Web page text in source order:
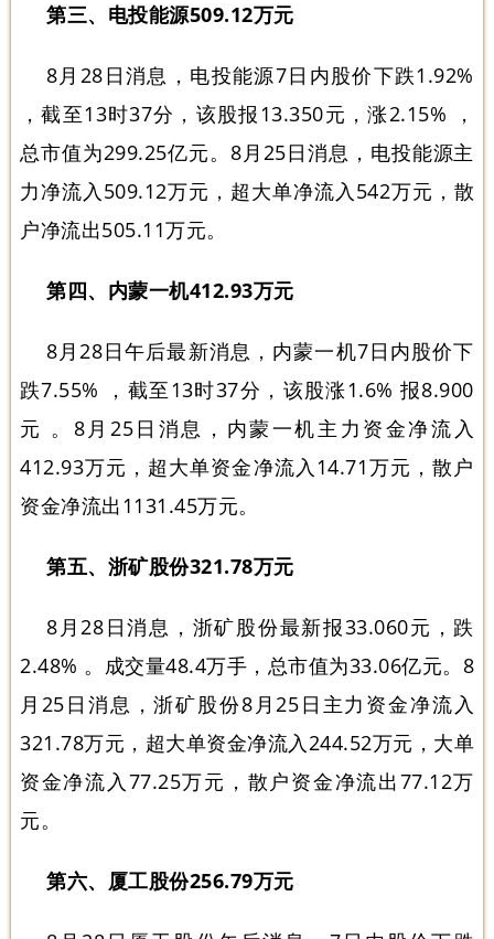
第三、电投能源509.12万元
8月28日消息，电投能源7日内股价下跌1.92%
，截至13时37分，该股报13.350元，涨2.15% ，
总市值为299.25亿元。8月25日消息，电投能源主
力净流入509.12万元，超大单净流入542万元，散
户净流出505.11万元。
第四、内蒙一机412.93万元
8月28日午后最新消息，内蒙一机7日内股价下
跌7.55% ，截至13时37分，该股涨1.6% 报8.900
元 。8月25日消息，内蒙一机主力资金净流入
412.93万元，超大单资金净流入14.71万元，散户
资金净流出1131.45万元。
第五、浙矿股份321.78万元
8月28日消息，浙矿股份最新报33.060元，跌
2.48% 。成交量48.4万手，总市值为33.06亿元。8
月25日消息，浙矿股份8月25日主力资金净流入
321.78万元，超大单资金净流入244.52万元，大单
资金净流入77.25万元，散户资金净流出77.12万
元。
第六、厦工股份256.79万元